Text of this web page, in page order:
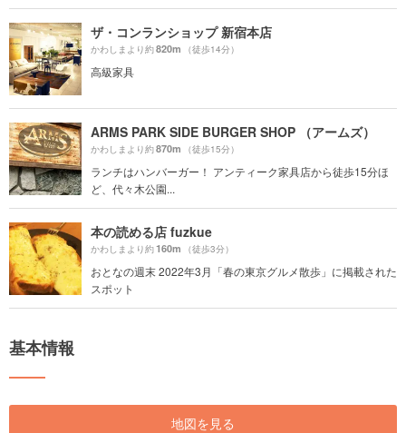
ザ・コンランショップ 新宿本店
かわしまより約820m （徒歩14分）
高級家具
ARMS PARK SIDE BURGER SHOP （アームズ）
かわしまより約870m （徒歩15分）
ランチはハンバーガー！ アンティーク家具店から徒歩15分ほ
ど、代々木公園...
本の読める店 fuzkue
かわしまより約160m （徒歩3分）
おとなの週末 2022年3月「春の東京グルメ散歩」に掲載された
スポット
基本情報
地図を見る